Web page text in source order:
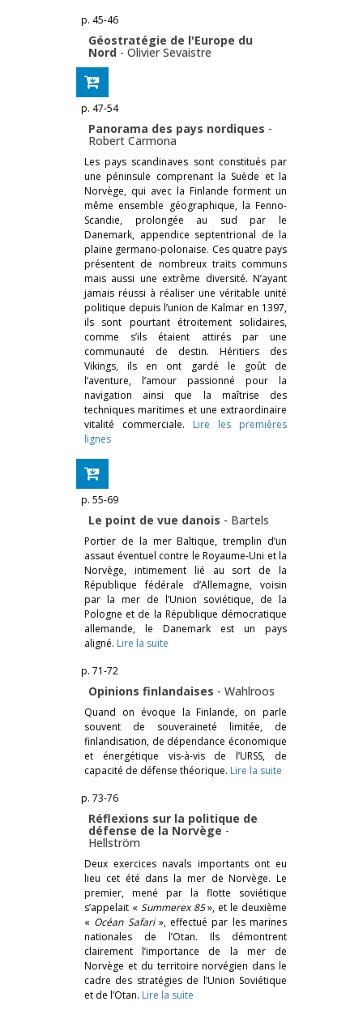
p. 45-46
Géostratégie de l'Europe du
Nord - Olivier Sevaistre
p. 47-54
Panorama des pays nordiques -
Robert Carmona
Les pays scandinaves sont constitués par
une péninsule comprenant la Suède et la
Norvège, qui avec la Finlande forment un
même ensemble géographique, la Fenno-
Scandie, prolongée au sud par le
Danemark, appendice septentrional de la
plaine germano-polonaise. Ces quatre pays
présentent de nombreux traits communs
mais aussi une extrême diversité. N’ayant
jamais réussi à réaliser une véritable unité
politique depuis l’union de Kalmar en 1397,
ils sont pourtant étroitement solidaires,
comme s’ils étaient attirés par une
communauté de destin. Héritiers des
Vikings, ils en ont gardé le goût de
l’aventure, l’amour passionné pour la
navigation ainsi que la maîtrise des
techniques maritimes et une extraordinaire
vitalité commerciale. Lire les premières
lignes
p. 55-69
Le point de vue danois - Bartels
Portier de la mer Baltique, tremplin d’un
assaut éventuel contre le Royaume-Uni et la
Norvège, intimement lié au sort de la
République fédérale d’Allemagne, voisin
par la mer de l’Union soviétique, de la
Pologne et de la République démocratique
allemande, le Danemark est un pays
aligné. Lire la suite
p. 71-72
Opinions finlandaises - Wahlroos
Quand on évoque la Finlande, on parle
souvent de souveraineté limitée, de
finlandisation, de dépendance économique
et énergétique vis-à-vis de l’URSS, de
capacité de défense théorique. Lire la suite
p. 73-76
Réflexions sur la politique de
défense de la Norvège-
Hellström
Deux exercices navals importants ont eu
lieu cet été dans la mer de Norvège. Le
premier, mené par la flotte soviétique
s’appelait « Summerex 85», et le deuxième
« Océan Safari », effectué par les marines
nationales de l’Otan. Ils démontrent
clairement l’importance de la mer de
Norvège et du territoire norvégien dans le
cadre des stratégies de l’Union Soviétique
et de l’Otan. Lire la suite